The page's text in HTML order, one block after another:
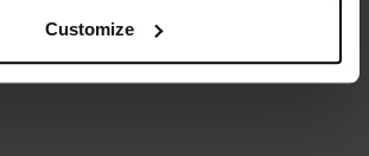
Customize
і амортизація